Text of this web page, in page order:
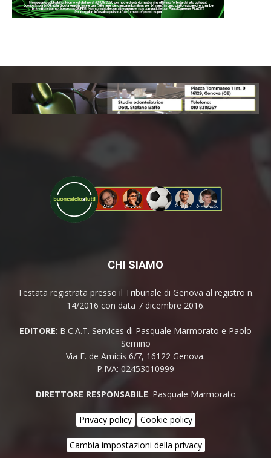
CHI SIAMO
Testata registrata presso il Tribunale di Genova al registro n.
14/2016 con data 7 dicembre 2016.
EDITORE: B.C.A.T. Services di Pasquale Marmorato e Paolo
Semino
Via E. de Amicis 6/7, 16122 Genova.
P.IVA: 02453010999
DIRETTORE RESPONSABILE: Pasquale Marmorato
Privacy policy Cookie policy
Cambia impostazioni della privacy